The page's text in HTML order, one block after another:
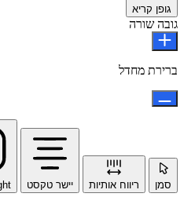
גופן קריא
גובה שורה
ברירת מחדל
סמן ריווח אותיות יישר טקסט